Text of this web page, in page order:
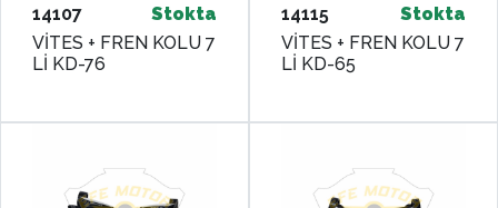
14107
Stokta
VİTES + FREN KOLU 7
Lİ KD-76
14115
Stokta
VİTES + FREN KOLU 7
Lİ KD-65